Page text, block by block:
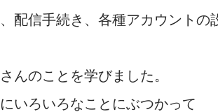
配信手続き、各種アカウントの
んのことを学びました。
いろいろなことにぶつかって